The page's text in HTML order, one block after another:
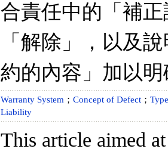
合責任中的「補
「解除」，以及
約的內容」加以
Warranty System ； Concept of Defect ；
Liability
This article aimed